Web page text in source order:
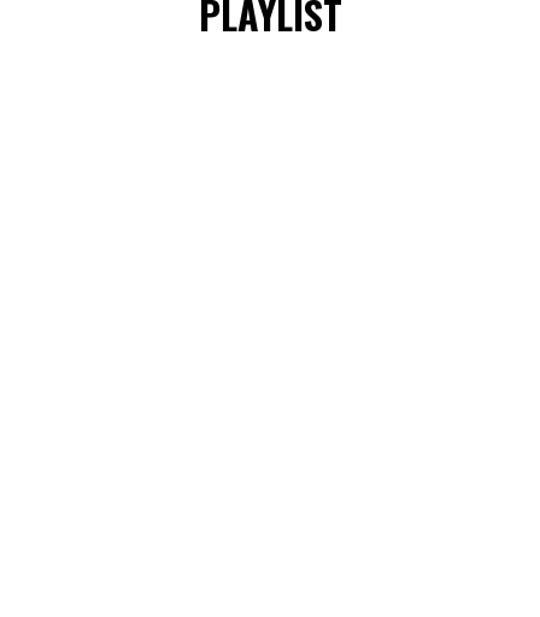
PLAYLIST